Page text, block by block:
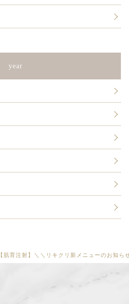
year
【肌育注射】＼＼リキクリ新メニューのお知ら